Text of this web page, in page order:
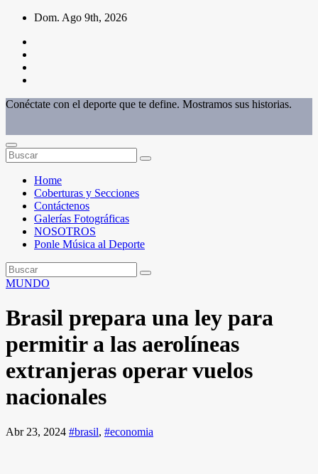
Saltar
contenido
Dom. Ago 9th, 2026
Conéctate con el deporte que te define. Mostramos sus historias.
Home
Coberturas y Secciones
Contáctenos
Galerías Fotográficas
NOSOTROS
Ponle Música al Deporte
MUNDO
Brasil prepara una ley para
permitir a las aerolíneas
extranjeras operar vuelos
nacionales
Abr 23, 2024 #brasil, #economia